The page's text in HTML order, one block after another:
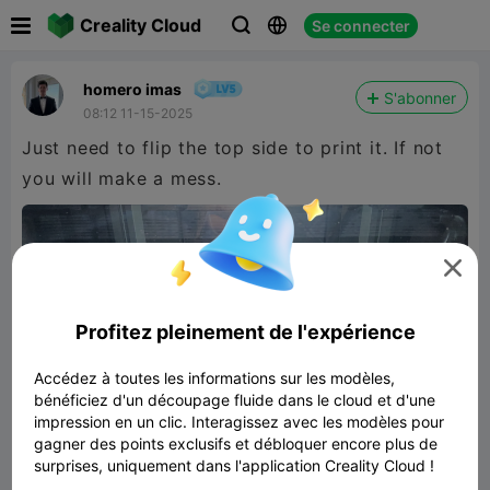
Creality Cloud   Se connecter
homero imas
08:12 11-15-2025
S'abonner
Just need to flip the top side to print it. If not
you will make a mess.

Profitez pleinement de l'expérience
Accédez à toutes les informations sur les modèles,
bénéficiez d'un découpage fluide dans le cloud et d'une
impression en un clic. Interagissez avec les modèles pour
gagner des points exclusifs et débloquer encore plus de
surprises, uniquement dans l'application Creality Cloud !